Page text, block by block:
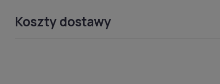
Koszty dostawy